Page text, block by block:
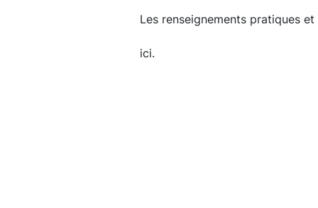
Les renseignements pratiques
ici.